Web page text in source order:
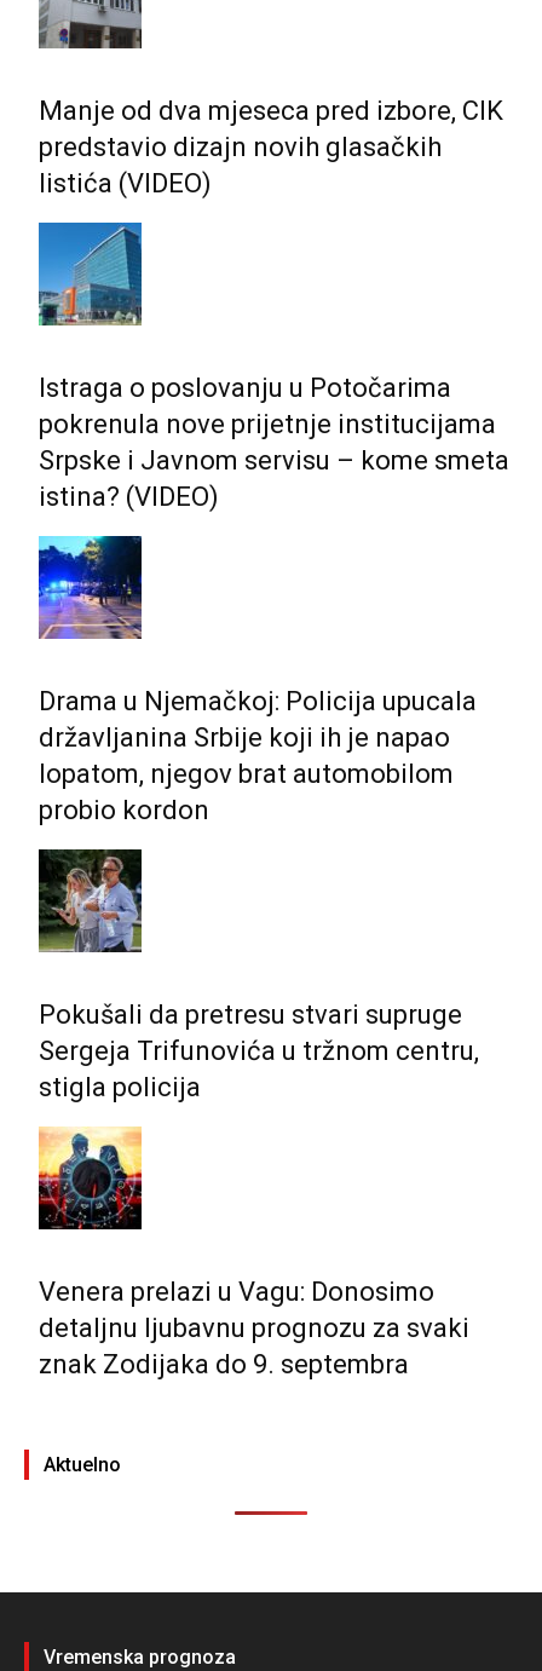
Manje od dva mjeseca pred izbore, CIK
predstavio dizajn novih glasačkih
listića (VIDEO)
Istraga o poslovanju u Potočarima
pokrenula nove prijetnje institucijama
Srpske i Јavnom servisu – kome smeta
istina? (VIDEO)
Drama u Njemačkoj: Policija upucala
državljanina Srbije koji ih je napao
lopatom, njegov brat automobilom
probio kordon
Pokušali da pretresu stvari supruge
Sergeja Trifunovića u tržnom centru,
stigla policija
Venera prelazi u Vagu: Donosimo
detaljnu ljubavnu prognozu za svaki
znak Zodijaka do 9. septembra
Aktuelno
Vremenska prognoza